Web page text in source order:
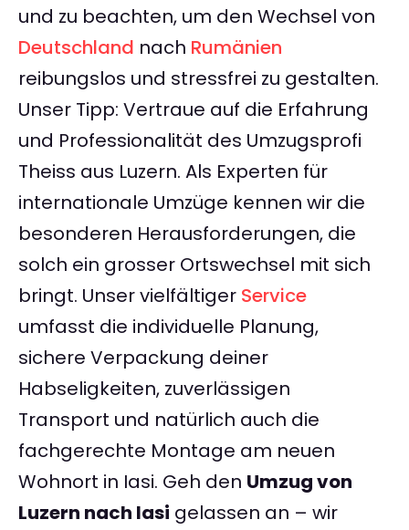
und zu beachten, um den Wechsel von
Deutschland nach Rumänien
reibungslos und stressfrei zu gestalten.
Unser Tipp: Vertraue auf die Erfahrung
und Professionalität des Umzugsprofi
Theiss aus Luzern. Als Experten für
internationale Umzüge kennen wir die
besonderen Herausforderungen, die
solch ein grosser Ortswechsel mit sich
bringt. Unser vielfältiger Service
umfasst die individuelle Planung,
sichere Verpackung deiner
Habseligkeiten, zuverlässigen
Transport und natürlich auch die
fachgerechte Montage am neuen
Wohnort in Iasi. Geh den Umzug von
Luzern nach Iasi gelassen an – wir